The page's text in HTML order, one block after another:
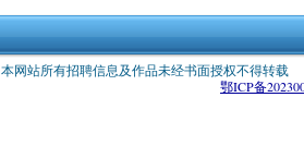
本网站所有招聘信息及作品未经书面授权不得转载
鄂ICP备